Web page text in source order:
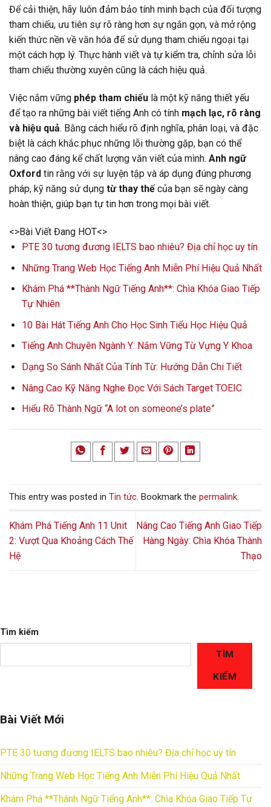
Để cải thiện, hãy luôn đảm bảo tính minh bạch của đối tượng
tham chiếu, ưu tiên sự rõ ràng hơn sự ngắn gọn, và mở rộng
kiến thức nền về văn hóa để sử dụng tham chiếu ngoại tại
một cách hợp lý. Thực hành viết và tự kiểm tra, chỉnh sửa lỗi
tham chiếu thường xuyên cũng là cách hiệu quả.
Việc nắm vững phép tham chiếu là một kỹ năng thiết yếu
để tạo ra những bài viết tiếng Anh có tính mạch lạc, rõ ràng
và hiệu quả. Bằng cách hiểu rõ định nghĩa, phân loại, và đặc
biệt là cách khắc phục những lỗi thường gặp, bạn có thể
nâng cao đáng kể chất lượng văn viết của mình. Anh ngữ
Oxford tin rằng với sự luyện tập và áp dụng đúng phương
pháp, kỹ năng sử dụng từ thay thế của bạn sẽ ngày càng
hoàn thiện, giúp bạn tự tin hơn trong mọi bài viết.
<>Bài Viết Đang HOT<>
PTE 30 tương đương IELTS bao nhiêu? Địa chỉ học uy tín
Những Trang Web Học Tiếng Anh Miễn Phí Hiệu Quả Nhất
Khám Phá **Thành Ngữ Tiếng Anh**: Chìa Khóa Giao Tiếp
Tự Nhiên
10 Bài Hát Tiếng Anh Cho Học Sinh Tiểu Học Hiệu Quả
Tiếng Anh Chuyên Ngành Y: Nắm Vững Từ Vựng Y Khoa
Dạng So Sánh Nhất Của Tính Từ: Hướng Dẫn Chi Tiết
Nâng Cao Kỹ Năng Nghe Đọc Với Sách Target TOEIC
Hiểu Rõ Thành Ngữ “A lot on someone’s plate”
This entry was posted in Tin tức. Bookmark the permalink.
Khám Phá Tiếng Anh 11 Unit
2: Vượt Qua Khoảng Cách Thế
Hệ
Nâng Cao Tiếng Anh Giao Tiếp
Hàng Ngày: Chìa Khóa Thành
Thạo
Tìm kiếm
TÌM
KIẾM
Bài Viết Mới
PTE 30 tương đương IELTS bao nhiêu? Địa chỉ học uy tín
Những Trang Web Học Tiếng Anh Miễn Phí Hiệu Quả Nhất
Khám Phá **Thành Ngữ Tiếng Anh**: Chìa Khóa Giao Tiếp Tự